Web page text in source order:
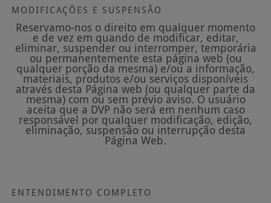
MODIFICAÇÕES E SUSPENSÃO
Reservamo-nos o direito em qualquer momento
e de vez em quando de modificar, editar,
eliminar, suspender ou interromper, temporária
ou permanentemente esta página web (ou
qualquer porção da mesma) e/ou a informação,
materiais, produtos e/ou serviços disponíveis
através desta Página web (ou qualquer parte da
mesma) com ou sem prévio aviso. O usuário
aceita que a DVP não será em nenhum caso
responsável por qualquer modificação, edição,
eliminação, suspensão ou interrupção desta
Página Web.
ENTENDIMENTO COMPLETO